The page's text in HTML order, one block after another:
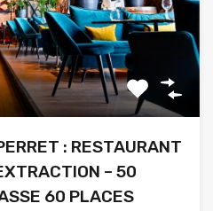
: RESTAURANT
– 50
60 PLACES